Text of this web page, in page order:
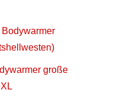
große